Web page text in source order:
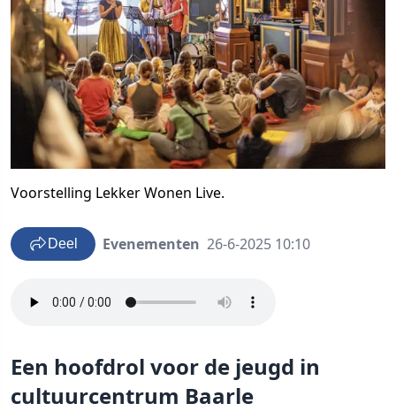
Voorstelling Lekker Wonen Live.
Deel Evenementen 26-6-2025 10:10
Een hoofdrol voor de jeugd in
cultuurcentrum Baarle